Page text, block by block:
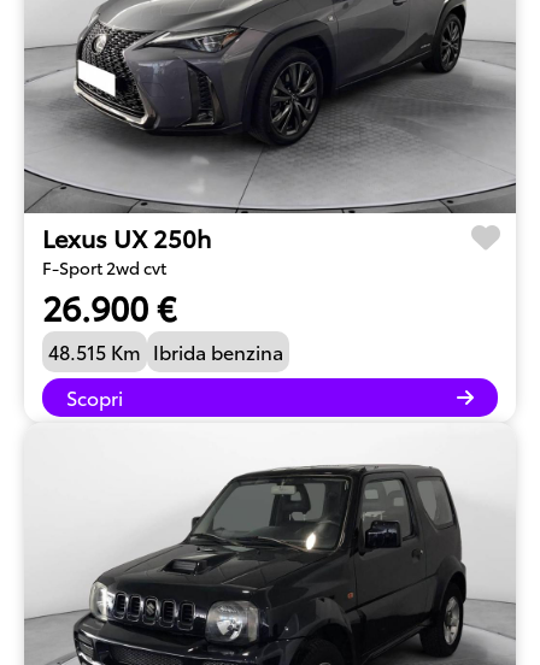
Lexus UX 250h
F-Sport 2wd cvt
26.900 €
48.515 Km Ibrida benzina
Scopri